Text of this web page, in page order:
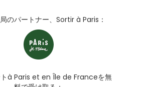
のパートナー、Sortir à Paris：
トà Paris et en Île de Franceを無